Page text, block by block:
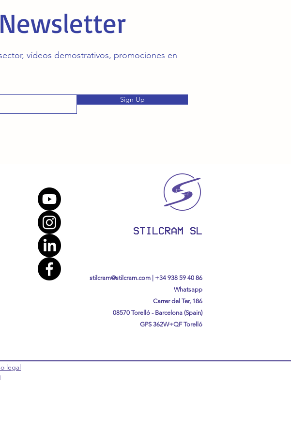
vídeos demostrativos, promociones en
Sign Up
STILCRAM SL
stilcram@stilcram.com
+34 938 59 40 86
Whatsapp
Carrer del Ter, 186
08570 Torelló - Barcelona (Spain)
GPS 362W+QF Torelló
legal